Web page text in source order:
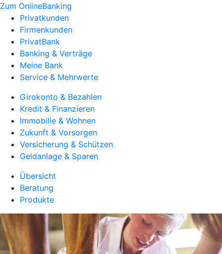
Zum OnlineBanking
Privatkunden
Firmenkunden
PrivatBank
Banking & Verträge
Meine Bank
Service & Mehrwerte
Girokonto & Bezahlen
Kredit & Finanzieren
Immobilie & Wohnen
Zukunft & Vorsorgen
Versicherung & Schützen
Geldanlage & Sparen
Übersicht
Beratung
Produkte